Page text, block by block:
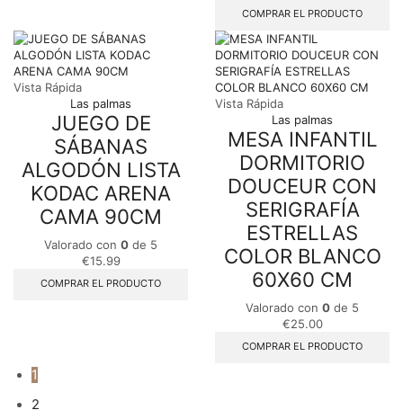
COMPRAR EL PRODUCTO
Vista Rápida
Las palmas
JUEGO DE
SÁBANAS
ALGODÓN LISTA
KODAC ARENA
CAMA 90CM
Valorado con 0 de 5
€15.99
COMPRAR EL PRODUCTO
Vista Rápida
Las palmas
MESA INFANTIL
DORMITORIO
DOUCEUR CON
SERIGRAFÍA
ESTRELLAS
COLOR BLANCO
60X60 CM
Valorado con 0 de 5
€25.00
COMPRAR EL PRODUCTO
1
2